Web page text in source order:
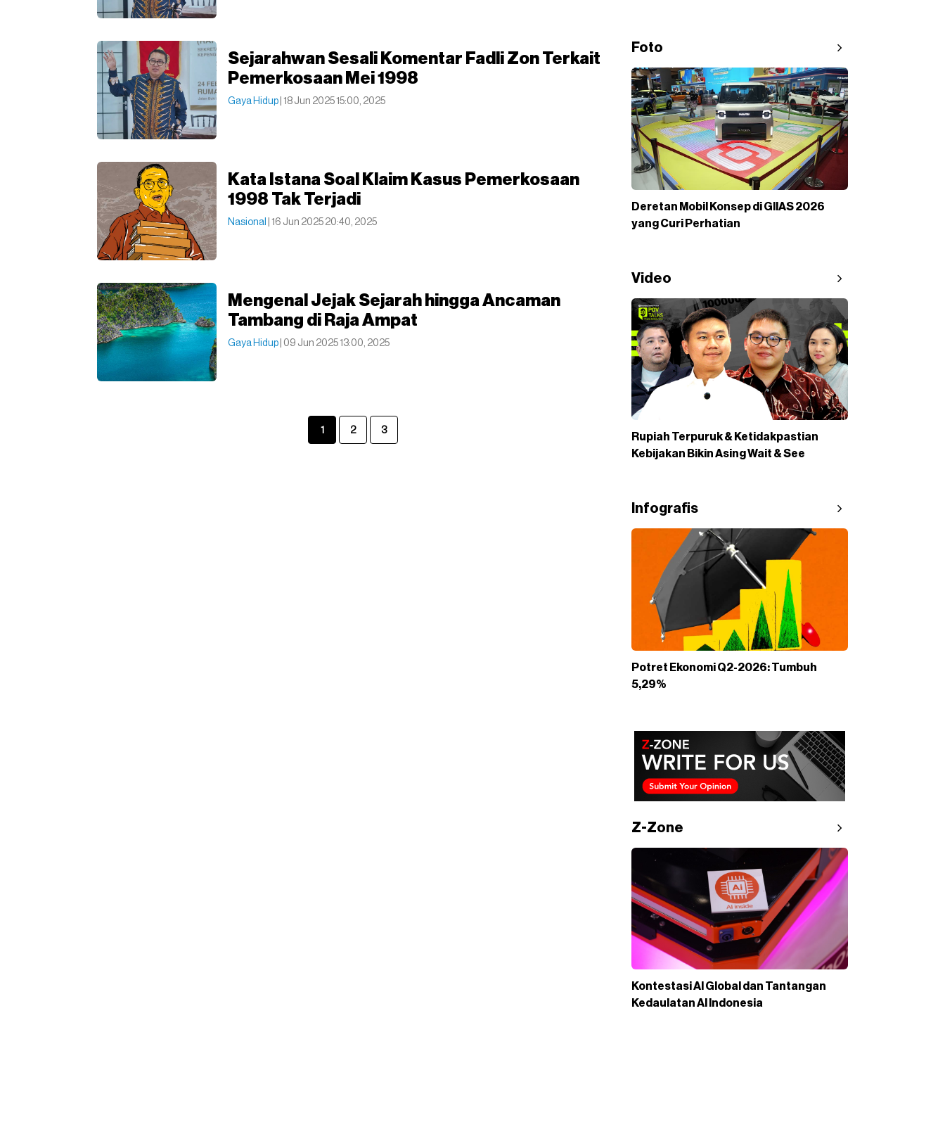
Sejarahwan Sesali Komentar Fadli Zon Terkait
Pemerkosaan Mei 1998
Gaya Hidup | 18 Jun 2025 15:00, 2025
Kata Istana Soal Klaim Kasus Pemerkosaan
1998 Tak Terjadi
Nasional | 16 Jun 2025 20:40, 2025
Mengenal Jejak Sejarah hingga Ancaman
Tambang di Raja Ampat
Gaya Hidup | 09 Jun 2025 13:00, 2025
1 2 3
Foto
Deretan Mobil Konsep di GIIAS 2026
yang Curi Perhatian
Video
Rupiah Terpuruk & Ketidakpastian
Kebijakan Bikin Asing Wait & See
Infografis
Potret Ekonomi Q2-2026: Tumbuh
5,29%
Z-Zone
Kontestasi AI Global dan Tantangan
Kedaulatan AI Indonesia